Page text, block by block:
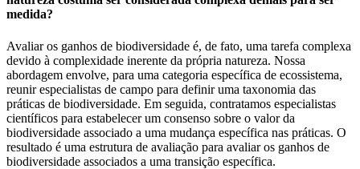
medida?
Avaliar os ganhos de biodiversidade é, de fato, uma tarefa complexa
devido à complexidade inerente da própria natureza. Nossa
abordagem envolve, para uma categoria específica de ecossistema,
reunir especialistas de campo para definir uma taxonomia das
práticas de biodiversidade. Em seguida, contratamos especialistas
científicos para estabelecer um consenso sobre o valor da
biodiversidade associado a uma mudança específica nas práticas. O
resultado é uma estrutura de avaliação para avaliar os ganhos de
biodiversidade associados a uma transição específica.